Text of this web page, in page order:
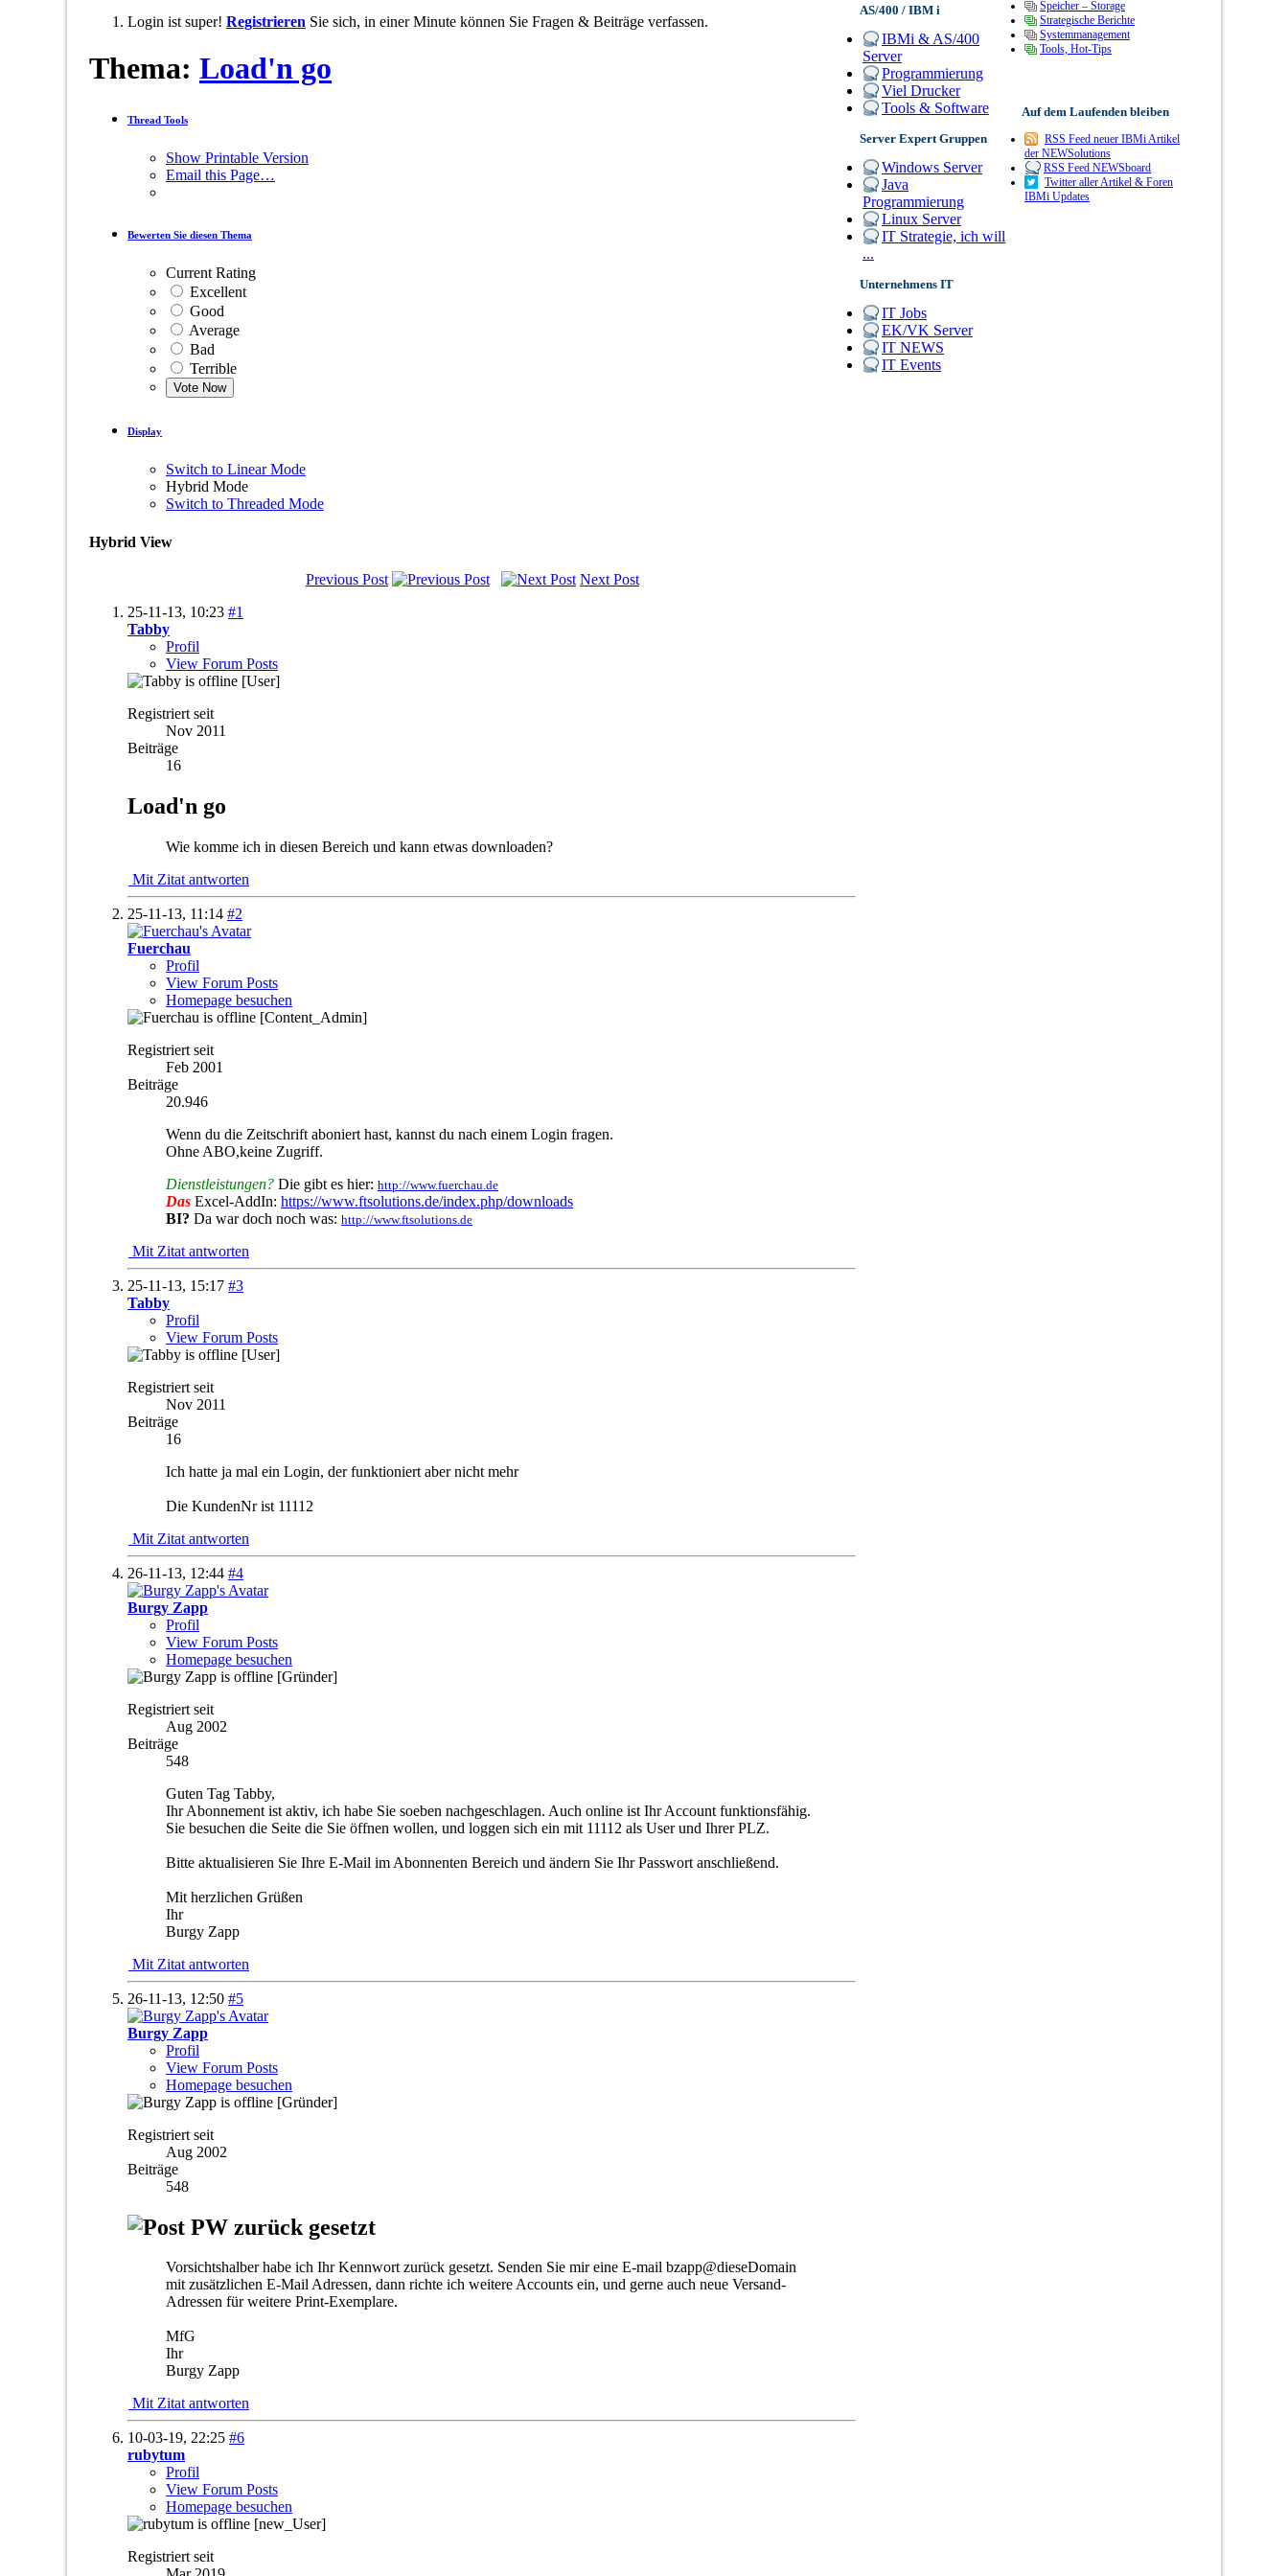
Login ist super! Registrieren Sie sich, in einer Minute können Sie Fragen & Beiträge verfassen.
Thema: Load'n go
Thread Tools
Show Printable Version
Email this Page…
Bewerten Sie diesen Thema
Current Rating
Excellent
Good
Average
Bad
Terrible
Display
Switch to Linear Mode
Hybrid Mode
Switch to Threaded Mode
Hybrid View
Previous Post
Next Post
25-11-13, 10:23 #1
Tabby
Profil
View Forum Posts
[User]
Registriert seit
Nov 2011
Beiträge
16
Load'n go
Wie komme ich in diesen Bereich und kann etwas downloaden?
Mit Zitat antworten
25-11-13, 11:14 #2
Fuerchau
Profil
View Forum Posts
Homepage besuchen
[Content_Admin]
Registriert seit
Feb 2001
Beiträge
20.946
Wenn du die Zeitschrift aboniert hast, kannst du nach einem Login fragen.
Ohne ABO,keine Zugriff.
Dienstleistungen? Die gibt es hier: http://www.fuerchau.de
Das Excel-AddIn: https://www.ftsolutions.de/index.php/downloads
BI? Da war doch noch was: http://www.ftsolutions.de
Mit Zitat antworten
25-11-13, 15:17 #3
Tabby
Profil
View Forum Posts
[User]
Registriert seit
Nov 2011
Beiträge
16
Ich hatte ja mal ein Login, der funktioniert aber nicht mehr
Die KundenNr ist 11112
Mit Zitat antworten
26-11-13, 12:44 #4
Burgy Zapp
Profil
View Forum Posts
Homepage besuchen
[Gründer]
Registriert seit
Aug 2002
Beiträge
548
Guten Tag Tabby,
Ihr Abonnement ist aktiv, ich habe Sie soeben nachgeschlagen. Auch online ist Ihr Account funktionsfähig.
Sie besuchen die Seite die Sie öffnen wollen, und loggen sich ein mit 11112 als User und Ihrer PLZ.
Bitte aktualisieren Sie Ihre E-Mail im Abonnenten Bereich und ändern Sie Ihr Passwort anschließend.
Mit herzlichen Grüßen
Ihr
Burgy Zapp
Mit Zitat antworten
26-11-13, 12:50 #5
Burgy Zapp
Profil
View Forum Posts
Homepage besuchen
[Gründer]
Registriert seit
Aug 2002
Beiträge
548
PW zurück gesetzt
Vorsichtshalber habe ich Ihr Kennwort zurück gesetzt. Senden Sie mir eine E-mail bzapp@dieseDomain
mit zusätzlichen E-Mail Adressen, dann richte ich weitere Accounts ein, und gerne auch neue Versand-
Adressen für weitere Print-Exemplare.
MfG
Ihr
Burgy Zapp
Mit Zitat antworten
10-03-19, 22:25 #6
rubytum
Profil
View Forum Posts
Homepage besuchen
[new_User]
Registriert seit
AS/400 / IBM i
IBMi & AS/400
Server
Programmierung
Viel Drucker
Tools & Software
Server Expert Gruppen
Windows Server
Java
Programmierung
Linux Server
IT Strategie, ich will
...
Unternehmens IT
IT Jobs
EK/VK Server
IT NEWS
IT Events
Speicher – Storage
Strategische Berichte
Systemmanagement
Tools, Hot-Tips
Auf dem Laufenden bleiben
RSS Feed neuer IBMi Artikel
der NEWSolutions
RSS Feed NEWSboard
Twitter aller Artikel & Foren
IBMi Updates